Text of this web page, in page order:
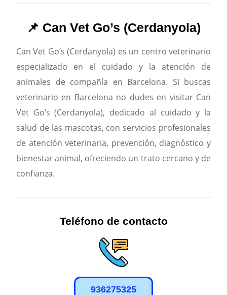
📌 Can Vet Go’s (Cerdanyola)
Can Vet Go’s (Cerdanyola) es un centro veterinario
especializado en el cuidado y la atención de
animales de compañía en Barcelona. Si buscas
veterinario en Barcelona no dudes en visitar Can
Vet Go’s (Cerdanyola), dedicado al cuidado y la
salud de las mascotas, con servicios profesionales
de atención veterinaria, prevención, diagnóstico y
bienestar animal, ofreciendo un trato cercano y de
confianza.
Teléfono de contacto
936275325